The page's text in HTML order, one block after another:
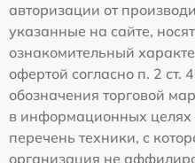
авторизации от
указанные на сайте,
ознакомительный
офертой согласно п. 2
обозначения торговой
в информационных целях
перечень техники, с
организация не